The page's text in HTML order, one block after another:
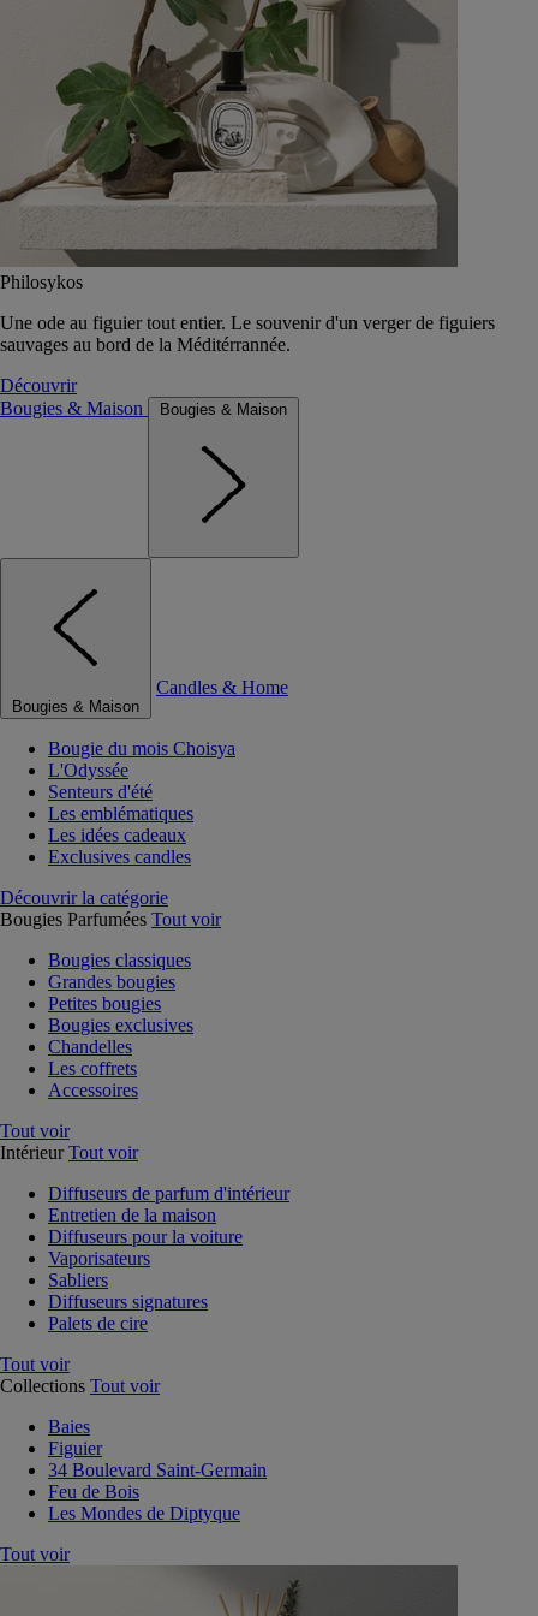
Philosykos
Une ode au figuier tout entier. Le souvenir d'un verger de figuiers
sauvages au bord de la Méditérrannée.
Découvrir
Bougies & Maison
Bougies & Maison
Bougies & Maison
Candles & Home
Bougie du mois Choisya
L'Odyssée
Senteurs d'été
Les emblématiques
Les idées cadeaux
Exclusives candles
Découvrir la catégorie
Bougies Parfumées Tout voir
Bougies classiques
Grandes bougies
Petites bougies
Bougies exclusives
Chandelles
Les coffrets
Accessoires
Tout voir
Intérieur Tout voir
Diffuseurs de parfum d'intérieur
Entretien de la maison
Diffuseurs pour la voiture
Vaporisateurs
Sabliers
Diffuseurs signatures
Palets de cire
Tout voir
Collections Tout voir
Baies
Figuier
34 Boulevard Saint-Germain
Feu de Bois
Les Mondes de Diptyque
Tout voir